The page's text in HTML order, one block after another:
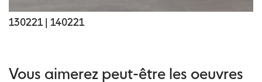
130221 | 140221
Vous aimerez peut-être les oeuvres